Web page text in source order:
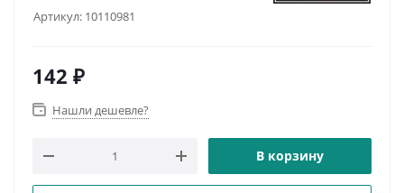
Артикул: 10110981
142 ₽
Нашли дешевле?
В корзину